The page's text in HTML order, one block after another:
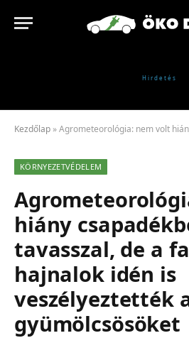
Kezdőlap »Agrometeorológia: nem volt hiány csapadékból tavasszal, de a
KÖRNYEZETVÉDELEM
hiány
tavasszal, de a
hajnalok idén is
veszélyeztették
gyümölcsösöket